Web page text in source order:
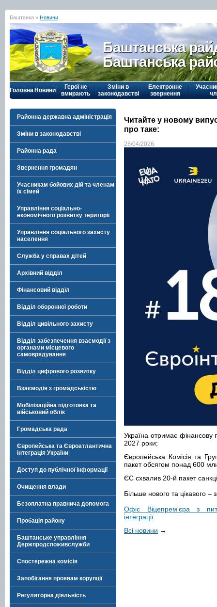
Баштанка » Новини
Баштанська
Баштанська
Головна Новини
Герої не
вмирають
Зміни в
законодавстві
Електронне
звернення
Районна державна адміністрація
Зміни в законодавстві
Районна рада
Звернення громадян
Учасникам бойових дій та членам
їх сімей
Управління соціально-
економічного розвитку території
Управління соціального захисту
населення
Служба у справах дітей
Архівний відділ
Фінансовий відділ
Відділ оборонної роботи
Відділ цивільного захисту
Відділ забезпечення взаємодії з
органами місцевого
самоврядування
Відділ цифрового розвитку
Взаємодія з громадськістю
Мобілізаційна підготовка та
військовий облік
Громадська рада
Європейська та Євроатлантична
інтеграція України
Доступ до публічної інформації
Очищення влади
Безоплатна правнича допомога
Пробація району
Баштанське управління
Держпродспоживслужби
Спостережна комісія
Запобігання проявам корупції
Регуляторна діяльність
Читайте у новому
про таке:
28/04/2026
Україна отримає
2027 роки;
Європейська Комісія та
пакет обсягом понад 600
ЄС схвалив 20-й пакет
Більше нового та цікавого
Офіс Віцепрем'єра з
інтеграції
Всі новини →